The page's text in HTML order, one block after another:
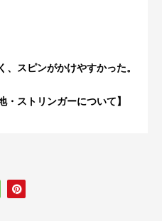
スピンがかけやすかった。
・ストリンガーについて】